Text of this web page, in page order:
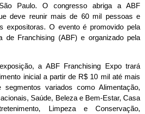
Paulo. O congresso abriga a ABF
deve reunir mais de 60 mil pessoas e
expositoras. O evento é promovido pela
de Franchising (ABF) e organizado pela
a ABF Franchising Expo trará
inicial a partir de R$ 10 mil até mais
variados como Alimentação,
Saúde, Beleza e Bem-Estar, Casa
Limpeza e Conservação,